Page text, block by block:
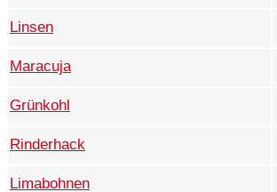
Linsen
Maracuja
Grünkohl
Rinderhack
Limabohnen